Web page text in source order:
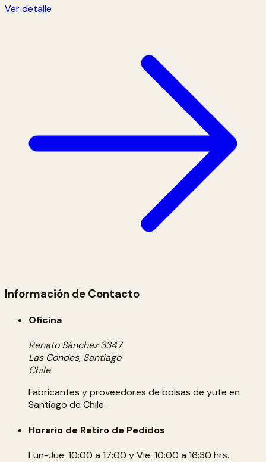
Ver detalle
Información de Contacto
Oficina
Renato Sánchez 3347
Las Condes, Santiago
Chile
Fabricantes y proveedores de bolsas de yute en
Santiago de Chile.
Horario de Retiro de Pedidos
Lun-Jue: 10:00 a 17:00 y Vie: 10:00 a 16:30 hrs.